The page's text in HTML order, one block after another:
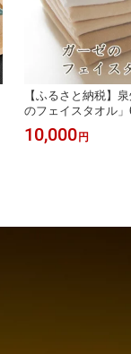
【ふるさと納税】
のフェイスタオル
18【1492768】
10,000 円